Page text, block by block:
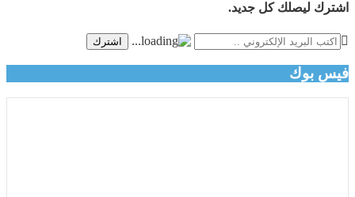
اشترك ليصلك كل جديد.
اشترك
فيس بوك